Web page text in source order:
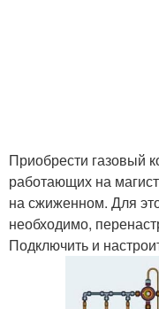
Приобрести газовый
работающих на
на сжиженном. Для
необходимо,
Подключить и